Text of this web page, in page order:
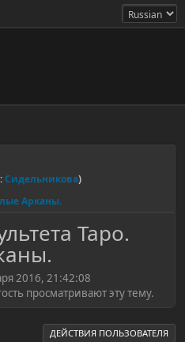
Сидельникова)
Арканы.
Таро.
2016, 21:42:08
просматривают эту тему.
ДЕЙСТВИЯ ПОЛЬЗОВАТЕЛЯ